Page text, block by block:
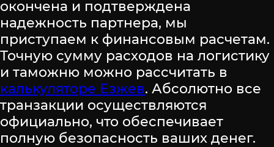
окончена и подтверждена
надежность партнера, мы
приступаем к финансовым расчетам.
Точную сумму расходов на логистику
и таможню можно рассчитать в
калькуляторе Езжев. Абсолютно все
транзакции осуществляются
официально, что обеспечивает
полную безопасность ваших денег.